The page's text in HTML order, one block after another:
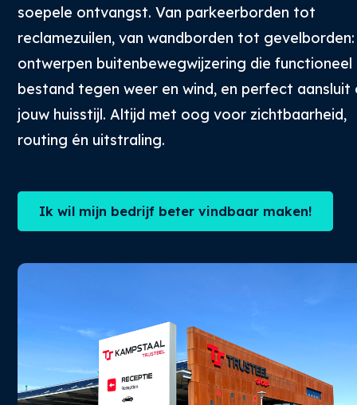
soepele ontvangst. Van parkeerborden tot
reclamezuilen, van wandborden tot
ontwerpen buitenbewegwijzering die functioneel
bestand tegen weer en wind, en perfect aansluit
jouw huisstijl. Altijd met oog voor zichtbaarheid,
routing én uitstraling.
Ik wil mijn bedrijf beter vindbaar maken!